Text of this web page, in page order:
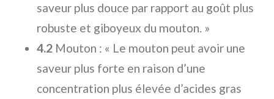
saveur plus douce par rapport au goût plus
robuste et giboyeux du mouton. »
4.2 Mouton : « Le mouton peut avoir une
saveur plus forte en raison d’une
concentration plus élevée d’acides gras